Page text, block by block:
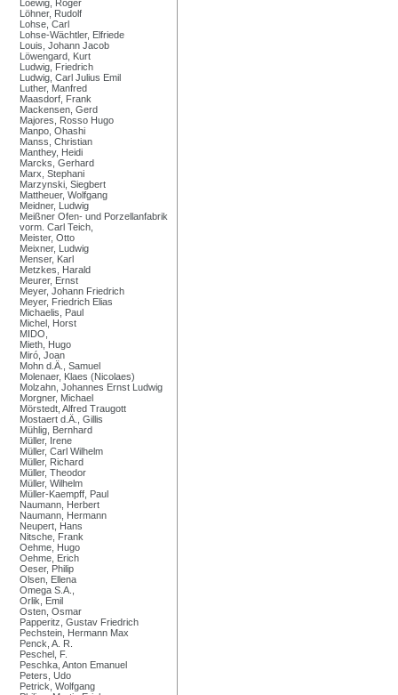
Loewig, Roger
Löhner, Rudolf
Lohse, Carl
Lohse-Wächtler, Elfriede
Louis, Johann Jacob
Löwengard, Kurt
Ludwig, Friedrich
Ludwig, Carl Julius Emil
Luther, Manfred
Maasdorf, Frank
Mackensen, Gerd
Majores, Rosso Hugo
Manpo, Ohashi
Manss, Christian
Manthey, Heidi
Marcks, Gerhard
Marx, Stephani
Marzynski, Siegbert
Mattheuer, Wolfgang
Meidner, Ludwig
Meißner Ofen- und Porzellanfabrik
vorm. Carl Teich,
Meister, Otto
Meixner, Ludwig
Menser, Karl
Metzkes, Harald
Meurer, Ernst
Meyer, Johann Friedrich
Meyer, Friedrich Elias
Michaelis, Paul
Michel, Horst
MIDO,
Mieth, Hugo
Miró, Joan
Mohn d.Ä., Samuel
Molenaer, Klaes (Nicolaes)
Molzahn, Johannes Ernst Ludwig
Morgner, Michael
Mörstedt, Alfred Traugott
Mostaert d.Ä., Gillis
Mühlig, Bernhard
Müller, Irene
Müller, Carl Wilhelm
Müller, Richard
Müller, Theodor
Müller, Wilhelm
Müller-Kaempff, Paul
Naumann, Herbert
Naumann, Hermann
Neupert, Hans
Nitsche, Frank
Oehme, Hugo
Oehme, Erich
Oeser, Philip
Olsen, Ellena
Omega S.A.,
Orlik, Emil
Osten, Osmar
Papperitz, Gustav Friedrich
Pechstein, Hermann Max
Penck, A. R.
Peschel, F.
Peschka, Anton Emanuel
Peters, Udo
Petrick, Wolfgang